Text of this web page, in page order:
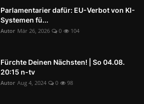
Parlamentarier dafür: EU-Verbot von KI-
Systemen fü...
Autor Mär 26, 2026 0 104
Fürchte Deinen Nächsten! | So 04.08.
20:15 n-tv
Autor Aug 4, 2024 0 98